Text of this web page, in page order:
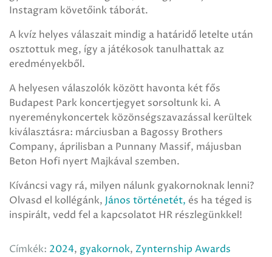
Instagram követőink táborát.
A kvíz helyes válaszait mindig a határidő letelte után
osztottuk meg, így a játékosok tanulhattak az
eredményekből.
A helyesen válaszolók között havonta két fős
Budapest Park koncertjegyet sorsoltunk ki. A
nyereménykoncertek közönségszavazással kerültek
kiválasztásra: márciusban a Bagossy Brothers
Company, áprilisban a Punnany Massif, májusban
Beton Hofi nyert Majkával szemben.
Kíváncsi vagy rá, milyen nálunk gyakornoknak lenni?
Olvasd el kollégánk, János történetét, és ha téged is
inspirált, vedd fel a kapcsolatot HR részlegünkkel!
Címkék: 2024, gyakornok, Zynternship Awards